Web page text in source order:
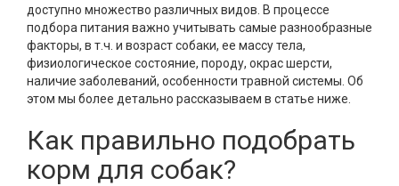
доступно множество различных видов. В процессе
подбора питания важно учитывать самые разнообразные
факторы, в т.ч. и возраст собаки, ее массу тела,
физиологическое состояние, породу, окрас шерсти,
наличие заболеваний, особенности травной системы. Об
этом мы более детально рассказываем в статье ниже.
Как правильно подобрать
корм для собак?